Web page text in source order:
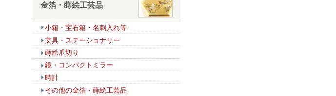
金箔・蒔絵工芸品
小箱・宝石箱・名刺入れ等
文具・ステーショナリー
蒔絵爪切り
鏡・コンパクトミラー
時計
その他の金箔・蒔絵工芸品